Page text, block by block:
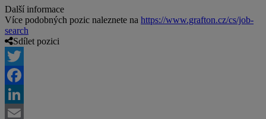
Další informace
Více podobných pozic naleznete na https://www.grafton.cz/cs/job-
search
Sdílet pozici
Twitter
Facebook
LinkedIn